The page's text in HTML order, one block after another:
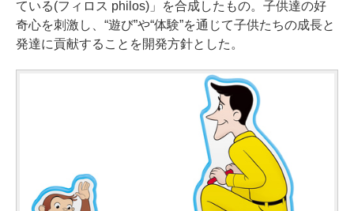
ている(フィロス philos)」を合成したもの。子供達の好
奇心を刺激し、“遊び”や“体験”を通じて子供たちの成長と
発達に貢献することを開発方針とした。